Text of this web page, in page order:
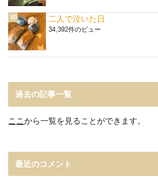
二人で泣いた日
34,392件のビュー
過去の記事一覧
ここから一覧を見ることができます。
最近のコメント